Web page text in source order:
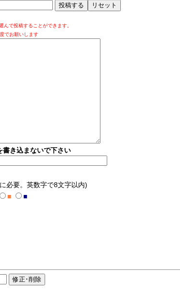
んで投稿することができます。
でお願いします
書き込まないで下さい
必要。英数字で8文字以内)
■ ■